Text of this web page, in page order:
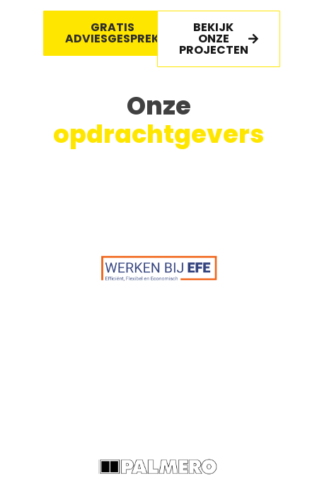
GRATIS
ADVIESGESPREK
BEKIJK
ONZE
PROJECTEN
Onze
opdrachtgevers